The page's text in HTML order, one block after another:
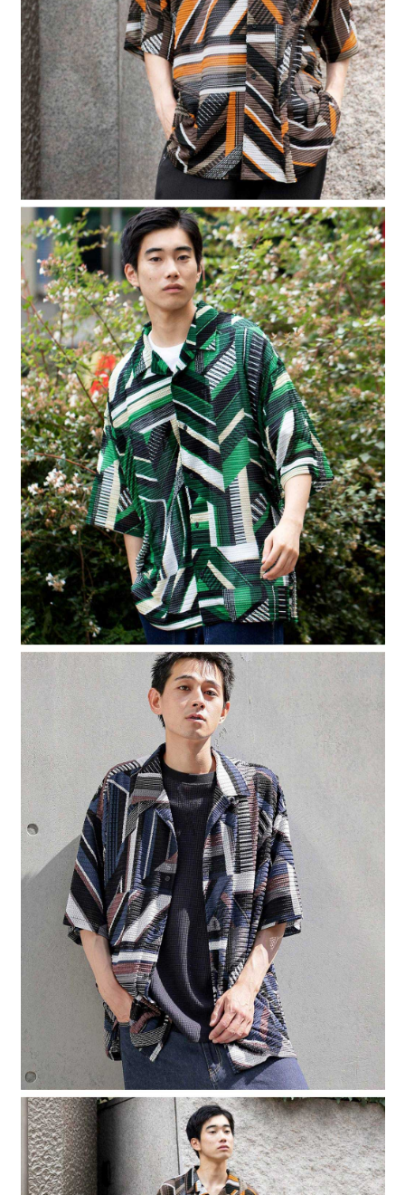
【注意事項】
１．透過由恩沛科技股份有限公司提供之「AFTEE先享後付」服務完成之交
易，需依本服務之必要範圍內提供個人資料，並將交易相關給付款項請求債
權轉讓予恩沛科技股份有限公司。
２．關於個人資料處理事宜，請瀏覽以下網址：https://aftee.tw/terms/#terms3
３．未成年的使用者請事先徵得法定代理人或監護人之同意方可使用
「AFTEE先享後付」，若未經同意申辦者引起之損失，本公司不負相關責
任。
４．使用「AFTEE先享後付」時，將依據個別帳號之用戶狀況，依本公司即
時審查核予不同之上限額度；若仍有額度不足之情形，本公司將視審查結果
請求用戶進行身份認證。
５．嚴禁一人註冊多個帳號或使用他人資訊註冊。若發現惡意使用之情形，
恩沛科技股份有限公司將有權停止該用戶之使用額度並採取法律行動。